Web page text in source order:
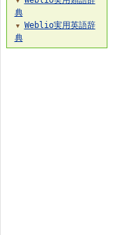
典
▼
Weblio実用英語辞
典